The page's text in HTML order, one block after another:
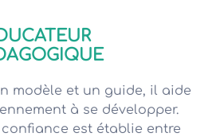
modèle et un guide, il aide
à se développer.
est établie entre